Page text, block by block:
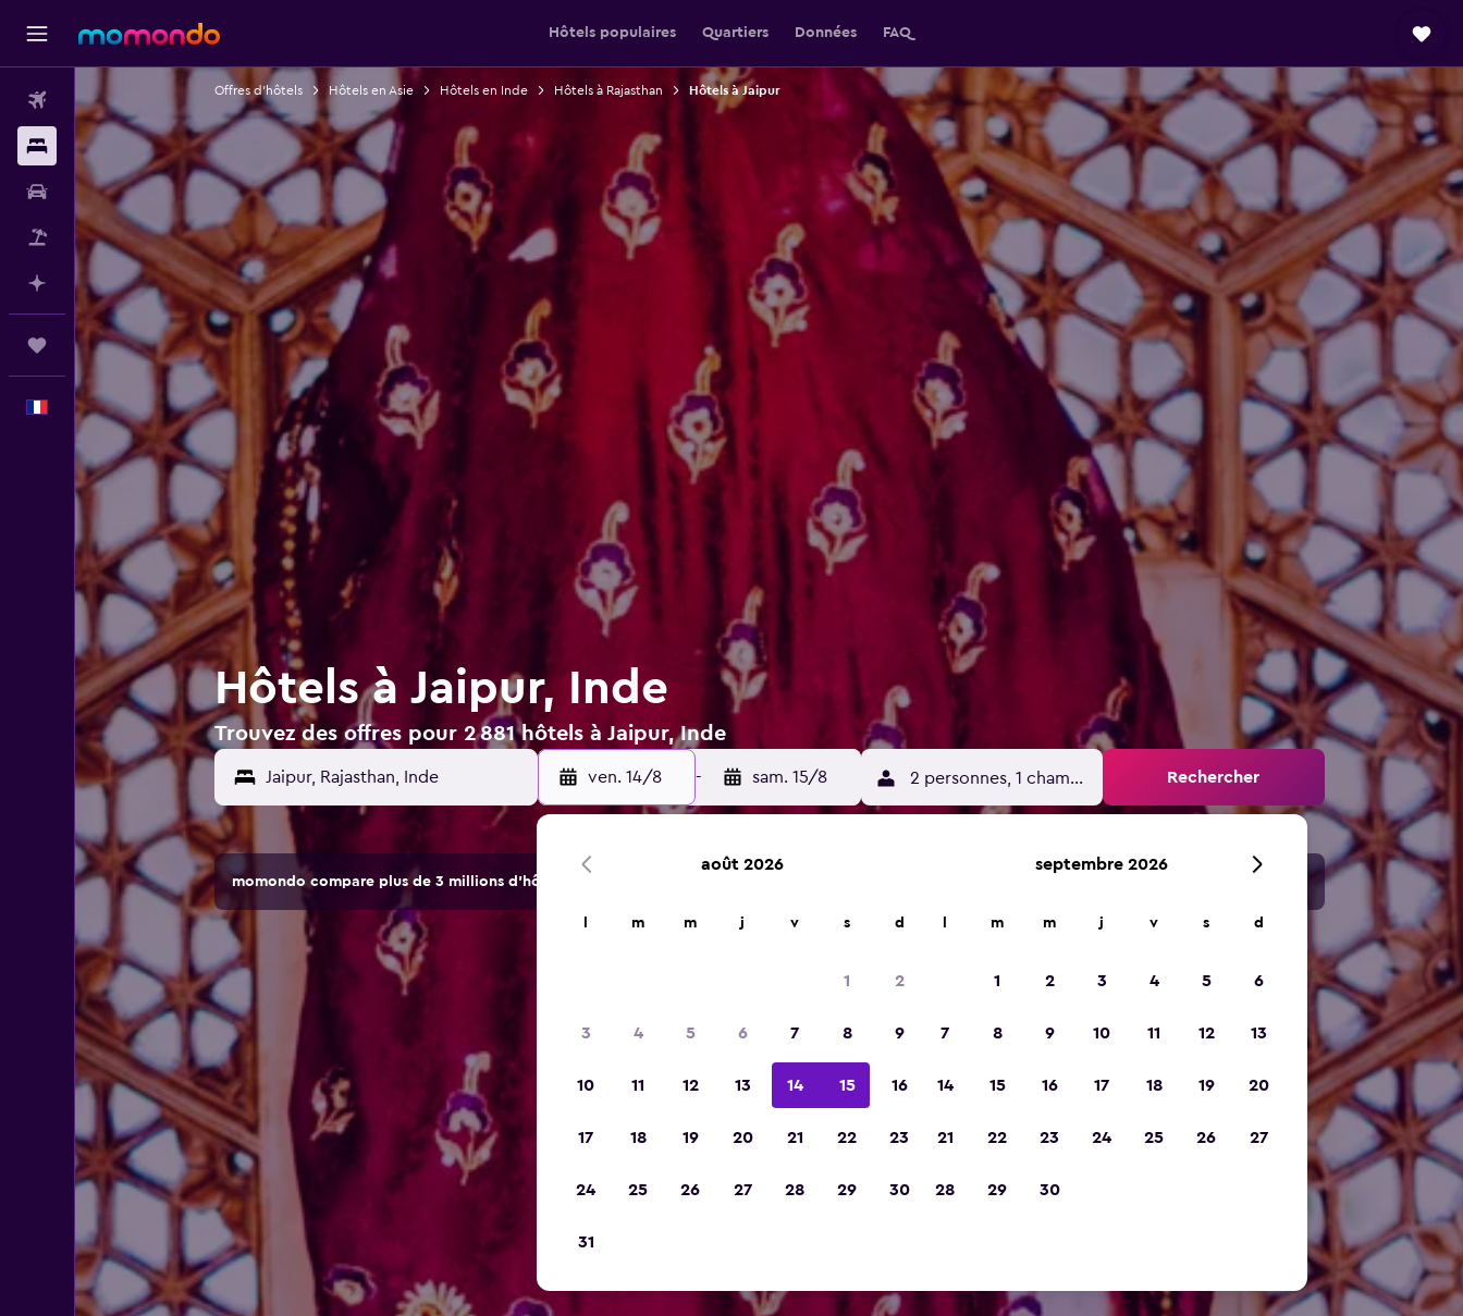
Hôtels populaires Quartiers Données FAQ
Vols
Hébergements
Voitures
Vol+Hôtel
Planifier avec l’IA
Trips
Français
Offres d’hôtels Hôtels en Asie Hôtels en Inde Hôtels à Rajasthan Hôtels à Jaipur
Hôtels à Jaipur, Inde
Trouvez des offres pour 2 881 hôtels à Jaipur, Inde
ven. 14/8 - sam. 15/8 2 personnes, 1 chambre Rechercher
momondo compare plus de 3 millions d'hôtels et d'hébergements.
août 2026
m m j v s d
1 2
3 4 5 6 7 8 9
10 11 12 13 14 15 16
17 18 19 20 21 22 23
24 25 26 27 28 29 30
31
septembre 2026
m m j v s d
1 2 3 4 5 6
7 8 9 10 11 12 13
14 15 16 17 18 19 20
21 22 23 24 25 26 27
28 29 30